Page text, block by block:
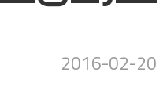
2016-02-20